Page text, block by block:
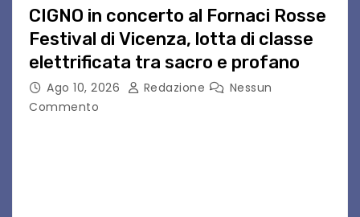
CIGNO in concerto al Fornaci Rosse
Festival di Vicenza, lotta di classe
elettrificata tra sacro e profano
Ago 10, 2026 Redazione
Nessun
Commento